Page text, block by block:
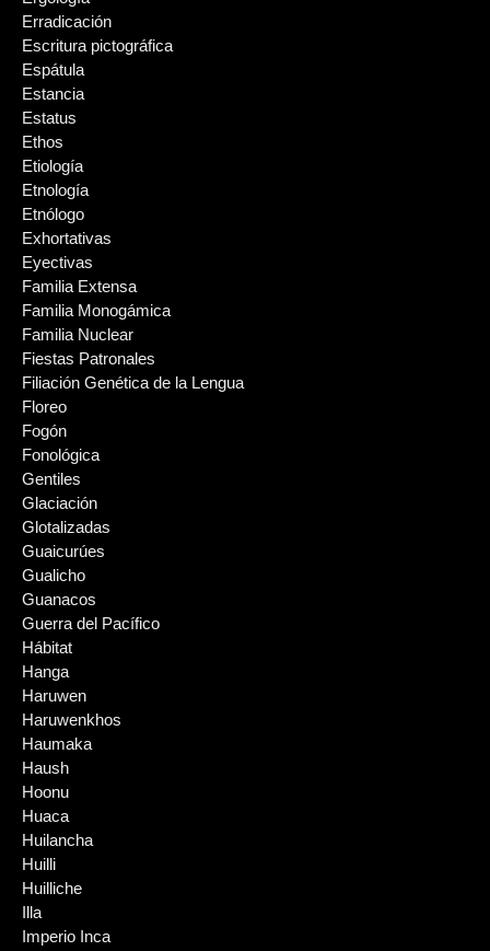
Erradicación
Escritura pictográfica
Espátula
Estancia
Estatus
Ethos
Etiología
Etnología
Etnólogo
Exhortativas
Eyectivas
Familia Extensa
Familia Monogámica
Familia Nuclear
Fiestas Patronales
Filiación Genética de la Lengua
Floreo
Fogón
Fonológica
Gentiles
Glaciación
Glotalizadas
Guaicurúes
Gualicho
Guanacos
Guerra del Pacífico
Hábitat
Hanga
Haruwen
Haruwenkhos
Haumaka
Haush
Hoonu
Huaca
Huilancha
Huilli
Huilliche
Illa
Imperio Inca